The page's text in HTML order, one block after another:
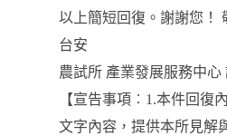
以上簡短回復。謝謝您！
台安
農試所 產業發展服務中心
【宣告事項︰1.本件回復
文字內容，提供本所見解